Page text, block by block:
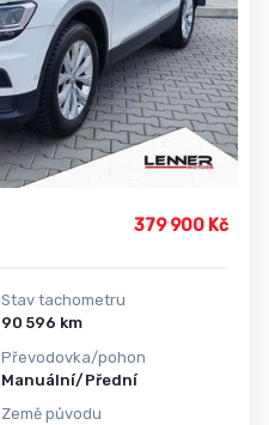
379 900 Kč
Stav tachometru
90 596 km
Převodovka/pohon
Manuální/Přední
Země původu